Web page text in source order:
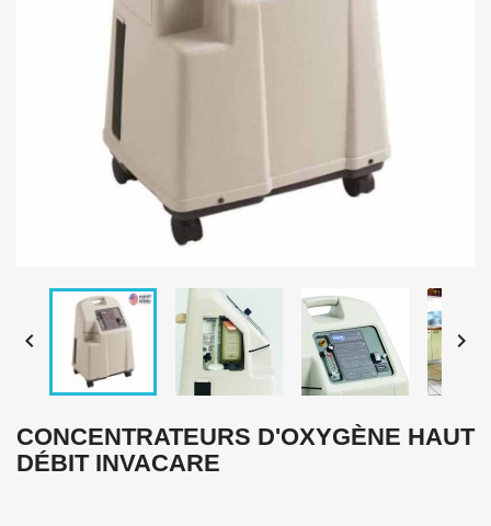
 
CONCENTRATEURS D'OXYGÈNE HAUT
DÉBIT INVACARE